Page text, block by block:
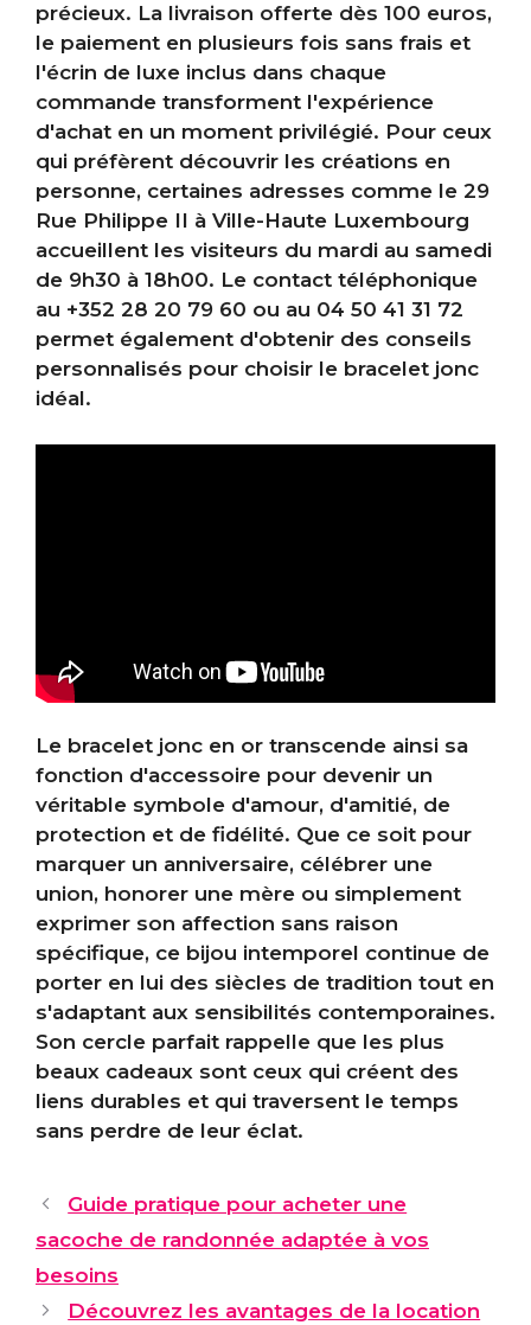
précieux. La livraison offerte dès 100 euros,
le paiement en plusieurs fois sans frais et
l'écrin de luxe inclus dans chaque
commande transforment l'expérience
d'achat en un moment privilégié. Pour ceux
qui préfèrent découvrir les créations en
personne, certaines adresses comme le 29
Rue Philippe II à Ville-Haute Luxembourg
accueillent les visiteurs du mardi au samedi
de 9h30 à 18h00. Le contact téléphonique
au +352 28 20 79 60 ou au 04 50 41 31 72
permet également d'obtenir des conseils
personnalisés pour choisir le bracelet jonc
idéal.
Le bracelet jonc en or transcende ainsi sa
fonction d'accessoire pour devenir un
véritable symbole d'amour, d'amitié, de
protection et de fidélité. Que ce soit pour
marquer un anniversaire, célébrer une
union, honorer une mère ou simplement
exprimer son affection sans raison
spécifique, ce bijou intemporel continue de
porter en lui des siècles de tradition tout en
s'adaptant aux sensibilités contemporaines.
Son cercle parfait rappelle que les plus
beaux cadeaux sont ceux qui créent des
liens durables et qui traversent le temps
sans perdre de leur éclat.
Guide pratique pour acheter une
sacoche de randonnée adaptée à vos
besoins
Découvrez les avantages de la location